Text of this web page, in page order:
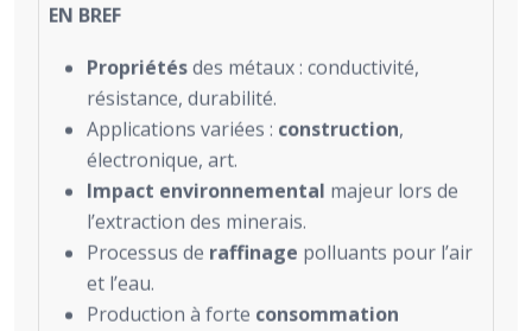
EN BREF
Propriétésdes métaux : conductivité,
résistance, durabilité.
Applications variées : construction,
électronique, art.
Impact environnemental majeur lors de
l’extraction des minerais.
Processus de raffinage polluants pour l’air
et l’eau.
Production à forte consommation